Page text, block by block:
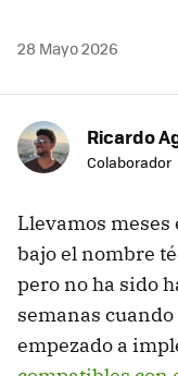
28 Mayo 2026
Ricardo
Colaborador
Llevamos
bajo el nombre
pero no ha sido
semanas
empezado a